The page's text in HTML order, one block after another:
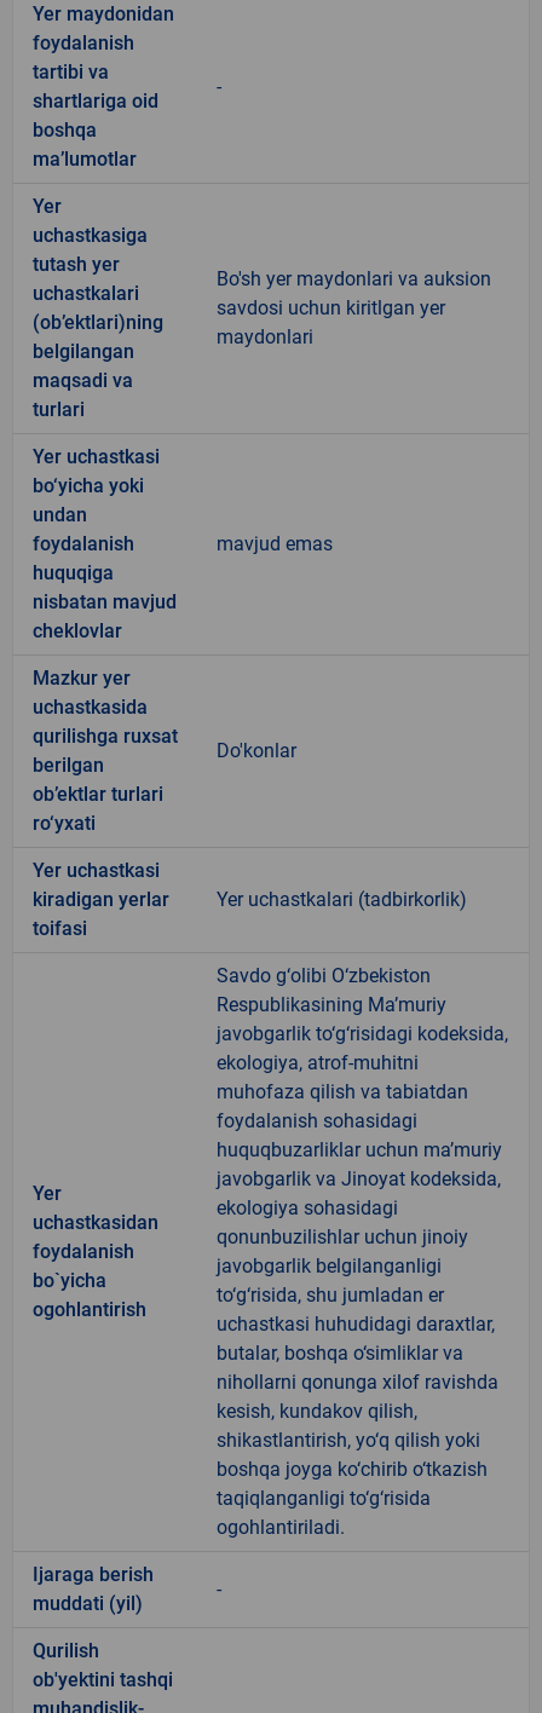
Yer maydonidan
foydalanish
tartibi va
shartlariga oid
boshqa
ma’lumotlar
-
Yer
uchastkasiga
tutash yer
uchastkalari
(ob’ektlari)ning
belgilangan
maqsadi va
turlari
Bo'sh yer maydonlari va auksion
savdosi uchun kiritlgan yer
maydonlari
Yer uchastkasi
bo‘yicha yoki
undan
foydalanish
huquqiga
nisbatan mavjud
cheklovlar
mavjud emas
Mazkur yer
uchastkasida
qurilishga ruxsat
berilgan
ob’ektlar turlari
ro‘yxati
Do'konlar
Yer uchastkasi
kiradigan yerlar
toifasi
Yer uchastkalari (tadbirkorlik)
Yer
uchastkasidan
foydalanish
bo`yicha
ogohlantirish
Savdo g‘olibi O‘zbekiston
Respublikasining Ma’muriy
javobgarlik to‘g‘risidagi kodeksida,
ekologiya, atrof-muhitni
muhofaza qilish va tabiatdan
foydalanish sohasidagi
huquqbuzarliklar uchun ma’muriy
javobgarlik va Jinoyat kodeksida,
ekologiya sohasidagi
qonunbuzilishlar uchun jinoiy
javobgarlik belgilanganligi
to‘g‘risida, shu jumladan er
uchastkasi huhudidagi daraxtlar,
butalar, boshqa o‘simliklar va
nihollarni qonunga xilof ravishda
kesish, kundakov qilish,
shikastlantirish, yo‘q qilish yoki
boshqa joyga ko‘chirib o‘tkazish
taqiqlanganligi to‘g‘risida
ogohlantiriladi.
Ijaraga berish
muddati (yil)
-
Qurilish
ob'yektini tashqi